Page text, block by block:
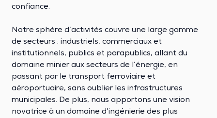
confiance.
Notre sphère d’activités couvre une large gamme
de secteurs : industriels, commerciaux et
institutionnels, publics et parapublics, allant du
domaine minier aux secteurs de l’énergie, en
passant par le transport ferroviaire et
aéroportuaire, sans oublier les infrastructures
municipales. De plus, nous apportons une vision
novatrice à un domaine d’ingénierie des plus